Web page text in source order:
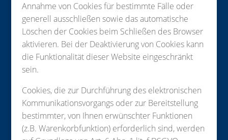
Annahme von Cookies für bestimmte Fälle oder
generell ausschließen sowie das automatische
Löschen der Cookies beim Schließen des Browser
aktivieren. Bei der Deaktivierung von Cookies kann
die Funktionalität dieser Website eingeschränkt
sein.
Cookies, die zur Durchführung des elektronischen
Kommunikationsvorgangs oder zur Bereitstellung
bestimmter, von Ihnen erwünschter Funktionen
(z.B. Warenkorbfunktion) erforderlich sind, werden